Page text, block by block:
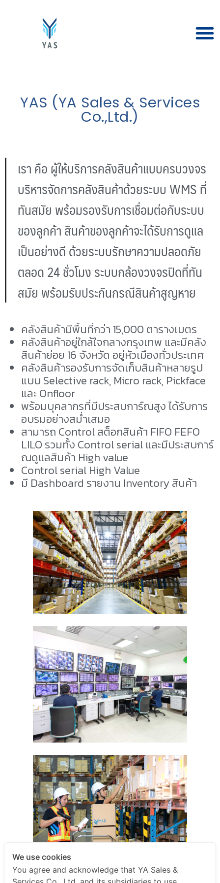
YAS (YA Sales & Services
Co.,Ltd.)
เรา คือ ผู้ให้บริการคลังสินค้าแบบครบวงจร
บริหารจัดการคลังสินค้าด้วยระบบ WMS ที่
ทันสมัย พร้อมรองรับการเชื่อมต่อกับระบบ
ของลูกค้า สินค้าของลูกค้าจะได้รับการดูแล
เป็นอย่างดี ด้วยระบบรักษาความปลอดภัย
ตลอด 24 ชั่วโมง ระบบกล้องวงจรปิดที่ทัน
สมัย พร้อมรับประกันกรณีสินค้าสูญหาย
คลังสินค้ามีพื้นที่กว่า 15,000 ตารางเมตร
คลังสินค้าอยู่ใกล้ใจกลางกรุงเทพ และมีคลัง
สินค้าย่อย 16 จังหวัด อยู่หัวเมืองทั่วประเทศ
คลังสินค้ารองรับการจัดเก็บสินค้าหลายรูป
แบบ Selective rack, Micro rack, Pickface
และ Onfloor
พร้อมบุคลากรที่มีประสบการ์ณสูง ได้รับการ
อบรมอย่างสม่ำเสมอ
สามารถ Control สต็อกสินค้า FIFO FEFO
LILO รวมทั้ง Control serial และมีประสบการ์
ณดูแลสินค้า High value
Control serial High Value
มี Dashboard รายงาน Inventory สินค้า
We use cookies
You agree and acknowledge that YA Sales &